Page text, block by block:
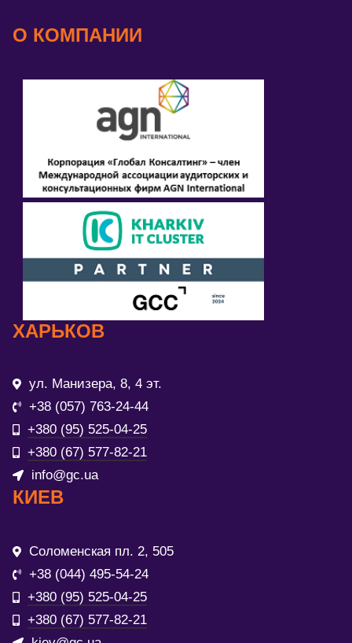
О КОМПАНИИ
ХАРЬКОВ
ул. Манизера, 8, 4 эт.
+38 (057) 763-24-44
+380 (95) 525-04-25
+380 (67) 577-82-21
info@gc.ua
КИЕВ
Соломенская пл. 2, 505
+38 (044) 495-54-24
+380 (95) 525-04-25
+380 (67) 577-82-21